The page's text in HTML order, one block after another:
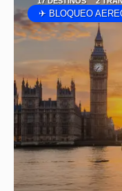
✈ BLOQUEO